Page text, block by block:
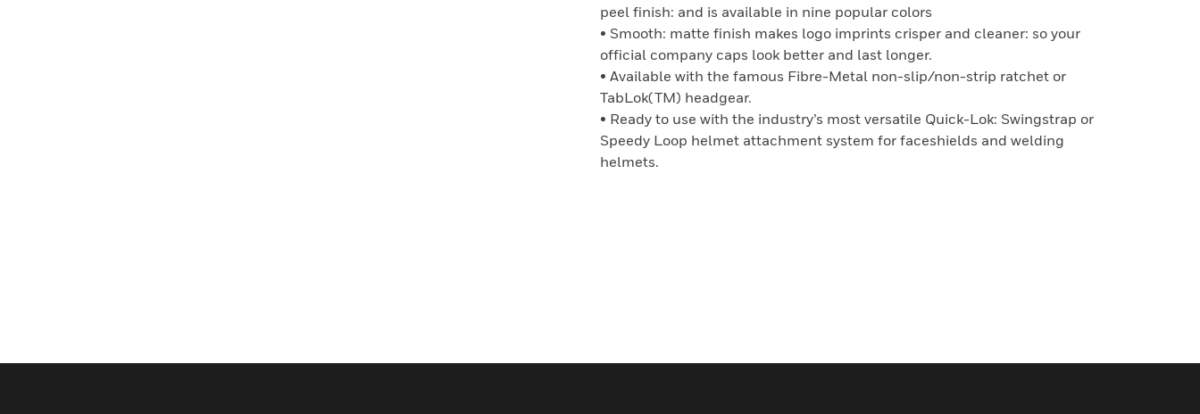
peel finish: and is available in nine popular colors
• Smooth: matte finish makes logo imprints crisper and cleaner: so your
official company caps look better and last longer.
• Available with the famous Fibre-Metal non-slip/non-strip ratchet or
TabLok(TM) headgear.
• Ready to use with the industry’s most versatile Quick-Lok: Swingstrap or
Speedy Loop helmet attachment system for faceshields and welding
helmets.